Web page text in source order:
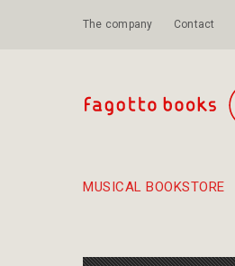
The company Contact
MUSICAL BOOKSTORE